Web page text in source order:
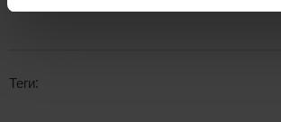
Теги: